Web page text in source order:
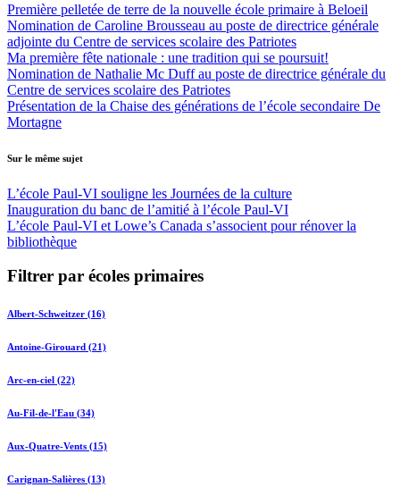
Première pelletée de terre de la nouvelle école primaire à Beloeil
Nomination de Caroline Brousseau au poste de directrice générale
adjointe du Centre de services scolaire des Patriotes
Ma première fête nationale : une tradition qui se poursuit!
Nomination de Nathalie Mc Duff au poste de directrice générale du
Centre de services scolaire des Patriotes
Présentation de la Chaise des générations de l’école secondaire De
Mortagne
Sur le même sujet
L’école Paul-VI souligne les Journées de la culture
Inauguration du banc de l’amitié à l’école Paul-VI
L’école Paul-VI et Lowe’s Canada s’associent pour rénover la
bibliothèque
Filtrer par écoles primaires
Albert-Schweitzer (16)
Antoine-Girouard (21)
Arc-en-ciel (22)
Au-Fil-de-l'Eau (34)
Aux-Quatre-Vents (15)
Carignan-Salières (13)